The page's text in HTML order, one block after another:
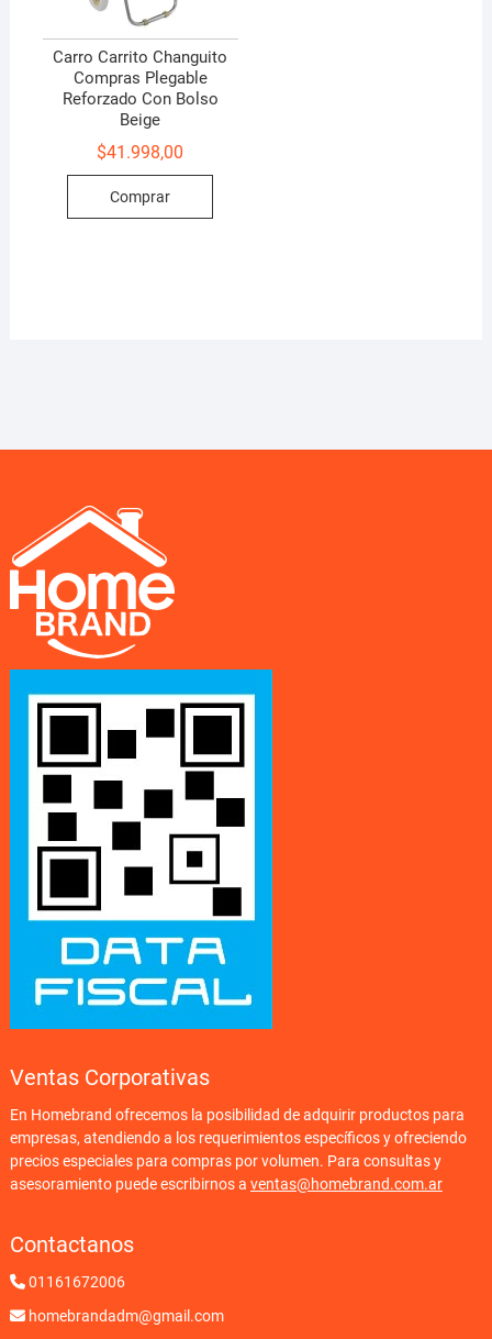
Carro Carrito Changuito
Compras Plegable
Reforzado Con Bolso
Beige
$41.998,00
Comprar
Ventas Corporativas
En Homebrand ofrecemos la posibilidad de adquirir productos para
empresas, atendiendo a los requerimientos específicos y ofreciendo
precios especiales para compras por volumen. Para consultas y
asesoramiento puede escribirnos a ventas@homebrand.com.ar
Contactanos
01161672006
homebrandadm@gmail.com